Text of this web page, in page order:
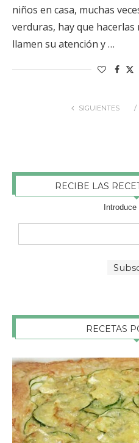
niños en casa, muchas
verduras, hay que
llamen su atención y …
SIGUIENTES
RECIBE LAS
RECETAS